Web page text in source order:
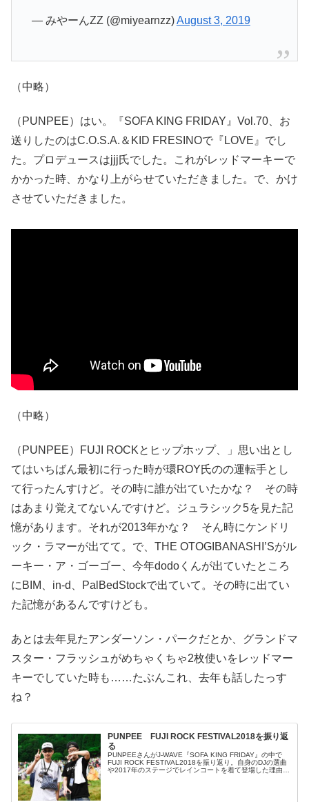
— みやーんZZ (@miyearnzz)August 3, 2019
（中略）
（PUNPEE）はい。『SOFA KING FRIDAY』Vol.70、お
送りしたのはC.O.S.A.＆KID FRESINOで『LOVE』でし
た。プロデュースはjjj氏でした。これがレッドマーキーで
かかった時、かなり上がらせていただきました。で、かけ
させていただきました。
（中略）
（PUNPEE）FUJI ROCKとヒップホップ、」思い出とし
てはいちばん最初に行った時が環ROY氏のの運転手とし
て行ったんすけど。その時に誰が出ていたかな？ その時
はあまり覚えてないんですけど。ジュラシック5を見た記
憶があります。それが2013年かな？ そん時にケンドリ
ック・ラマーが出てて。で、THE OTOGIBANASHI’Sがル
ーキー・ア・ゴーゴー、今年dodoくんが出ていたところ
にBIM、in-d、PalBedStockで出ていて。その時に出てい
た記憶があるんですけども。
あとは去年見たアンダーソン・パークだとか、グランドマ
スター・フラッシュがめちゃくちゃ2枚使いをレッドマー
キーでしていた時も……たぶんこれ、去年も話したっす
ね？
PUNPEE FUJI ROCK FESTIVAL2018を振り返
る
PUNPEEさんがJ-WAVE『SOFA KING FRIDAY』の中で
FUJI ROCK FESTIVAL2018を振り返り。自身のDJの選曲
や2017年のステージでレインコートを着て登場した理由な